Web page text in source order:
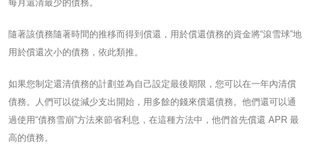
每月還清最少的債務。
隨著該債務隨著時間的推移而得到償還，用於償還債務的資金將“滾雪球”地
用於償還次小的債務，依此類推。
如果您制定還清債務的計劃並為自己設定最後期限，您可以在一年內清償
債務。人們可以從減少支出開始，用多餘的錢來償還債務。他們還可以通
過使用“債務雪崩”方法來節省利息，在這種方法中，他們首先償還 APR 最
高的債務。